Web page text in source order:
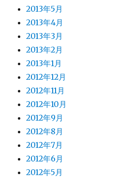
2013年5月
2013年4月
2013年3月
2013年2月
2013年1月
2012年12月
2012年11月
2012年10月
2012年9月
2012年8月
2012年7月
2012年6月
2012年5月